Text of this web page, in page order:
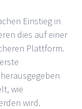
Einstieg in
dies auf einer
Plattform.
wie
wird.